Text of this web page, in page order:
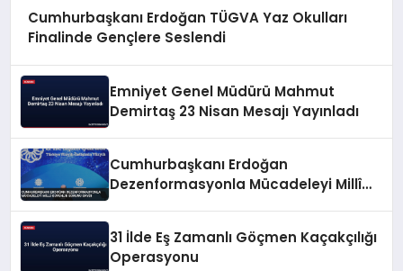
Cumhurbaşkanı Erdoğan TÜGVA Yaz Okulları
Finalinde Gençlere Seslendi
Emniyet Genel Müdürü Mahmut
Demirtaş 23 Nisan Mesajı Yayınladı
Cumhurbaşkanı Erdoğan
Dezenformasyonla Mücadeleyi Millî
31 İlde Eş Zamanlı Göçmen Kaçakçılığı
Operasyonu